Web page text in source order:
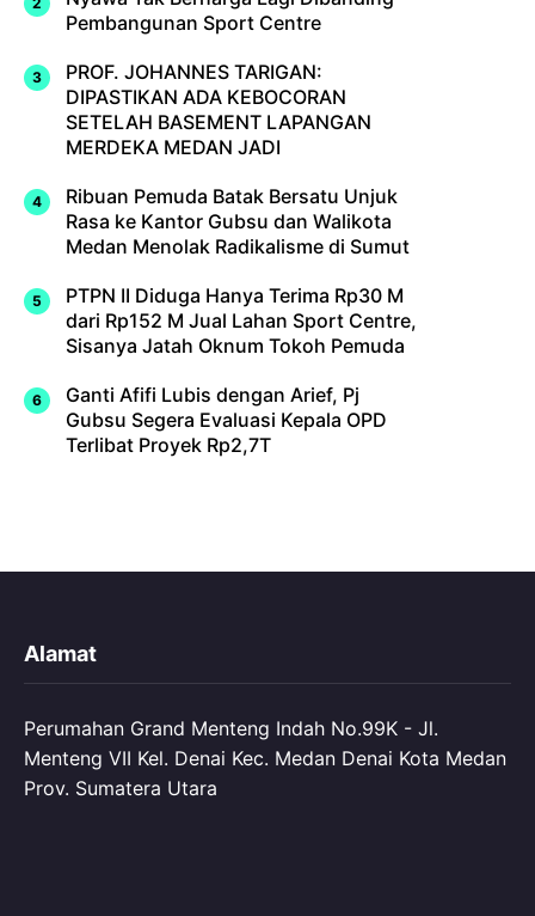
Pembangunan Sport Centre
PROF. JOHANNES TARIGAN:
DIPASTIKAN ADA KEBOCORAN
SETELAH BASEMENT LAPANGAN
MERDEKA MEDAN JADI
Ribuan Pemuda Batak Bersatu Unjuk
Rasa ke Kantor Gubsu dan Walikota
Medan Menolak Radikalisme di Sumut
PTPN II Diduga Hanya Terima Rp30 M
dari Rp152 M Jual Lahan Sport Centre,
Sisanya Jatah Oknum Tokoh Pemuda
Ganti Afifi Lubis dengan Arief, Pj
Gubsu Segera Evaluasi Kepala OPD
Terlibat Proyek Rp2,7T
Alamat
Perumahan Grand Menteng Indah No.99K - Jl.
Menteng VII Kel. Denai Kec. Medan Denai Kota Medan
Prov. Sumatera Utara